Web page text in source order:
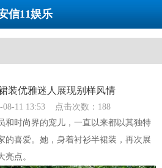
信11娱乐
装优雅迷人展现别样风情
08-11 13:53 点击次数：188
和时尚界的宠儿，一直以来都以其独特
的喜爱。她，身着衬衫半裙装，再次展
点。